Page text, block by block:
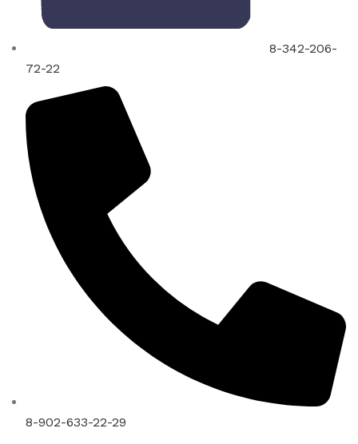
8-342-206-
72-22
8-902-633-22-29